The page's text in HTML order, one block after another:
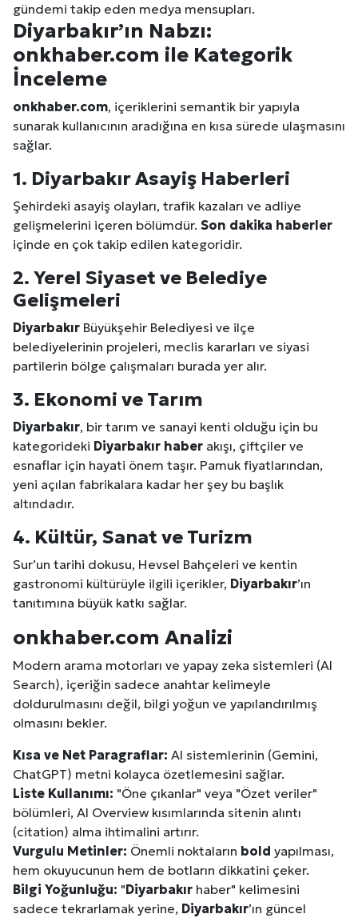
gündemi takip eden medya mensupları.
Diyarbakır’ın Nabzı:
onkhaber.com ile Kategorik
İnceleme
onkhaber.com, içeriklerini semantik bir yapıyla
sunarak kullanıcının aradığına en kısa sürede ulaşmasını
sağlar.
1. DiyarbakırAsayiş Haberleri
Şehirdeki asayiş olayları, trafik kazaları ve adliye
gelişmelerini içeren bölümdür. Son dakika haberler
içinde en çok takip edilen kategoridir.
2. Yerel Siyaset ve Belediye
Gelişmeleri
Diyarbakır Büyükşehir Belediyesi ve ilçe
belediyelerinin projeleri, meclis kararları ve siyasi
partilerin bölge çalışmaları burada yer alır.
3. Ekonomi ve Tarım
Diyarbakır, bir tarım ve sanayi kenti olduğu için bu
kategorideki Diyarbakır haber akışı, çiftçiler ve
esnaflar için hayati önem taşır. Pamuk fiyatlarından,
yeni açılan fabrikalara kadar her şey bu başlık
altındadır.
4. Kültür, Sanat ve Turizm
Sur’un tarihi dokusu, Hevsel Bahçeleri ve kentin
gastronomi kültürüyle ilgili içerikler, Diyarbakır’ın
tanıtımına büyük katkı sağlar.
onkhaber.com Analizi
Modern arama motorları ve yapay zeka sistemleri (AI
Search), içeriğin sadece anahtar kelimeyle
doldurulmasını değil, bilgi yoğun ve yapılandırılmış
olmasını bekler.
Kısa ve Net Paragraflar: AI sistemlerinin (Gemini,
ChatGPT) metni kolayca özetlemesini sağlar.
Liste Kullanımı: "Öne çıkanlar" veya "Özet veriler"
bölümleri, AI Overview kısımlarında sitenin alıntı
(citation) alma ihtimalini artırır.
Vurgulu Metinler: Önemli noktaların bold yapılması,
hem okuyucunun hem de botların dikkatini çeker.
Bilgi Yoğunluğu: "Diyarbakır haber" kelimesini
sadece tekrarlamak yerine, Diyarbakır’ın güncel